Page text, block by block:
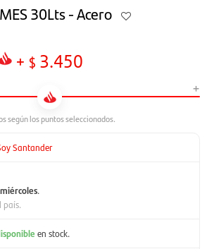
30Lts - Acero
+ $ 3.450
+
Santander
.
país.
en stock.